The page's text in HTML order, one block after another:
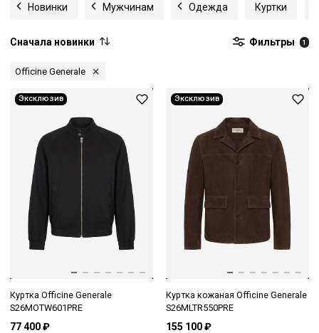
Новинки Мужчинам Одежда Куртки
Сначала новинки Фильтры 1
Officine Generale
Эксклюзив
Куртка Officine Generale
S26MOTW601PRE
77 400 ₽
Эксклюзив
Куртка кожаная Officine Generale
S26MLTR550PRE
155 100 ₽